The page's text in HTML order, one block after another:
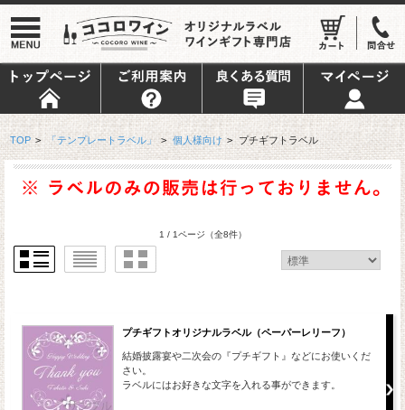
TOP > 「テンプレートラベル」 > 個人様向け > プチギフトラベル
1 / 1ページ （全8件）
プチギフトオリジナルラベル（ペーパーレリーフ）
結婚披露宴や二次会の『プチギフト』などにお使いくだ
さい。
ラベルにはお好きな文字を入れる事ができます。